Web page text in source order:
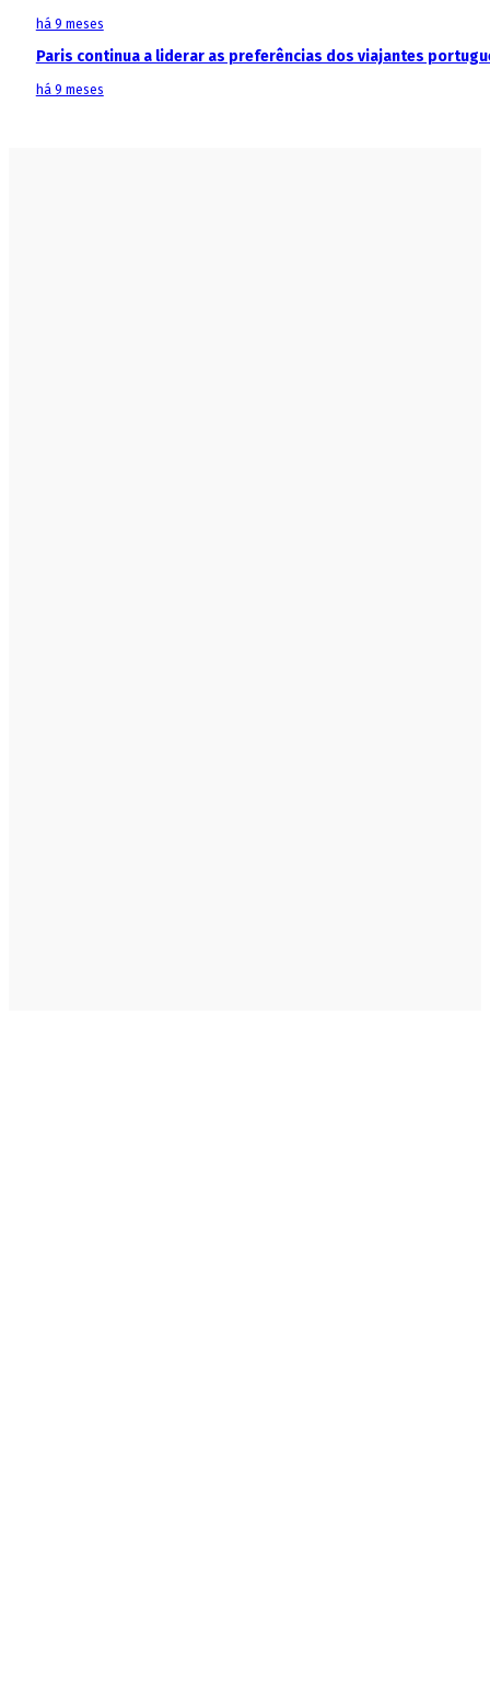
há 9 meses
Paris continua a liderar as preferências dos viajantes
há 9 meses